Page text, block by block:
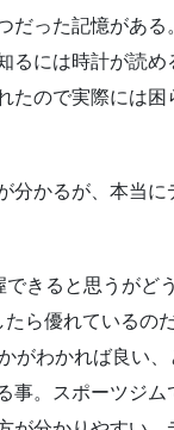
だった記憶がある
るには時計が読
たので実際には
分かるが、本当
きると思うがど
ら優れているの
がわかれば良い、
事。スポーツジ